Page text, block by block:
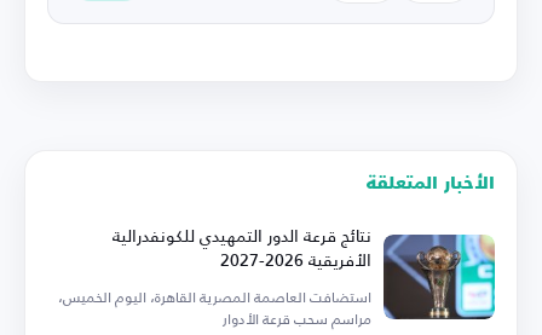
الأخبار المتعلقة
نتائج قرعة الدور التمهيدي للكونفدرالية
الأفريقية 2026-2027
استضافت العاصمة المصرية القاهرة، اليوم الخميس،
مراسم سحب قرعة الأدوار